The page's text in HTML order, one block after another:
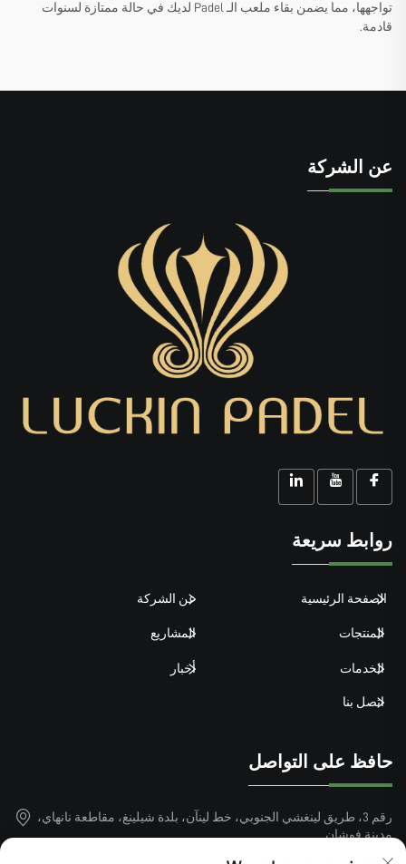
تواجهها، مما يضمن بقاء ملعب الـ Padel لديك في حالة ممتازة لسنوات
قادمة.
عن الشركة
روابط سريعة
الصفحة الرئيسية عن الشركة
المنتجات المشاريع
الخدمات أخبار
اتصل بنا
حافظ على التواصل
رقم 3، طريق لينغشي الجنوبي، خط لينآن، بلدة شيلينغ، مقاطعة نانهاي،
مدينة فوشان